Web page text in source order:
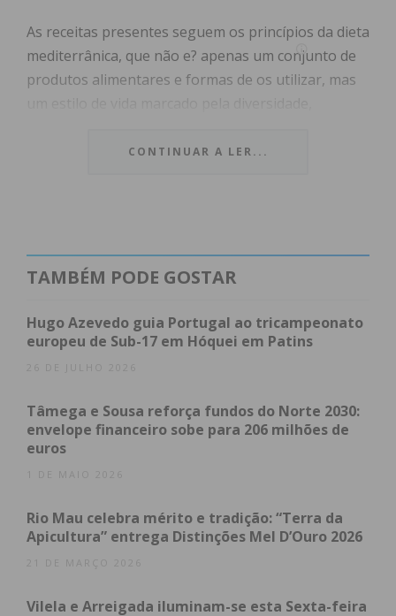
As receitas presentes seguem os princípios da dieta
mediterrânica, que não e? apenas um conjunto de
produtos alimentares e formas de os utilizar, mas
elevado de alimentos de origem vegetal; consumo
carnes vermelhas; consumo preferencial de água e
receitas simples e com os ingredientes nas doses
certas; prática de atividade física diária; e realização
Este e? o culminar de um projeto que visou
introduzir os princípios da alimentação equilibrada
se a população em geral.
do planeta, pretende-se impulsionar a economia
CONTINUAR A LER...
TAMBÉM PODE GOSTAR
Hugo Azevedo guia Portugal ao tricampeonato
europeu de Sub-17 em Hóquei em Patins
Tâmega e Sousa reforça fundos do Norte 2030:
envelope financeiro sobe para 206 milhões de
euros
1 DE MAIO 2026
Rio Mau celebra mérito e tradição: “Terra da
Apicultura” entrega Distinções Mel D’Ouro 2026
21 DE MARÇO 2026
Vilela e Arreigada iluminam-se esta Sexta-feira